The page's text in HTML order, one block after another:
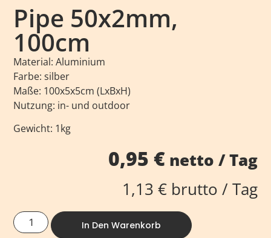
Pipe 50x2mm,
100cm
Material: Aluminium
Farbe: silber
Maße: 100x5x5cm (LxBxH)
Nutzung: in- und outdoor
Gewicht: 1kg
0,95 €netto / Tag
1,13 €brutto / Tag
In Den Warenkorb